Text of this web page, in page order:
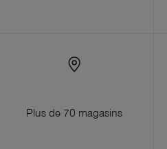
Plus de 70 magasins